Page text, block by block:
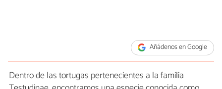
Añádenos en Google
Dentro de las tortugas pertenecientes a la familia